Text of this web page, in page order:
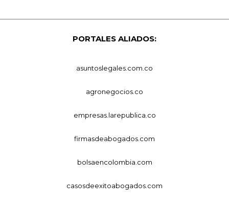
PORTALES ALIADOS:
asuntoslegales.com.co
agronegocios.co
empresas.larepublica.co
firmasdeabogados.com
bolsaencolombia.com
casosdeexitoabogados.com